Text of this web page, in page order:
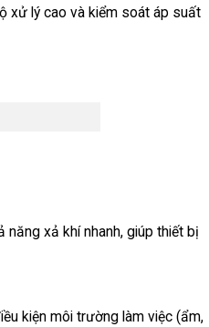
xử lý cao và kiểm soát áp suất
xả khí nhanh, giúp thiết bị
kiện môi trường làm việc (ẩm,